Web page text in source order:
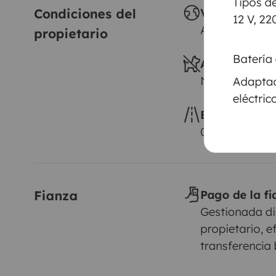
12 V,
Batería
Condiciones del
propietario
Viajes al
Autorizado
Animales a
No
Exceso de
0,25 € por km
Fianza
Pago de la
Gestionada
propietario,
transferencia